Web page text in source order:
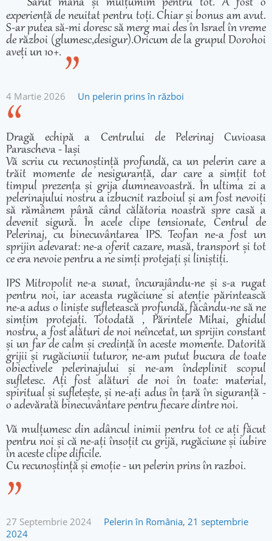
Sărut mâna și mulțumim pentru tot. A fost o
experiență de neuitat pentru toți. Chiar și bonus am avut.
S-ar putea să-mi doresc să merg mai des în Israel în vreme
de război (glumesc,desigur).Oricum de la grupul Dorohoi
aveți un 10+.
4 Martie 2026 Un pelerin prins în război
Dragă echipă a Centrului de Pelerinaj Cuvioasa
Parascheva - Iași
Vă scriu cu recunoștință profundă, ca un pelerin care a
trăit momente de nesiguranță, dar care a simțit tot
timpul prezența și grija dumneavoastră. În ultima zi a
pelerinajului nostru a izbucnit razboiul și am fost nevoiți
să rămânem până când călătoria noastră spre casă a
devenit sigură. În acele clipe tensionate, Centrul de
Pelerinaj, cu binecuvântarea IPS. Teofan ne-a fost un
sprijin adevarat: ne-a oferit cazare, masă, transport și tot
ce era nevoie pentru a ne simți protejați și liniștiți.
IPS Mitropolit ne-a sunat, încurajându-ne și s-a rugat
pentru noi, iar aceasta rugăciune si atenție părintească
ne-a adus o liniște sufletească profundă, făcându-ne să ne
simțim protejați. Totodată , Părintele Mihai, ghidul
nostru, a fost alături de noi neîncetat, un sprijin constant
și un far de calm și credință în aceste momente. Datorită
grijii și rugăciunii tuturor, ne-am putut bucura de toate
obiectivele pelerinajului și ne-am îndeplinit scopul
sufletesc. Ați fost alături de noi în toate: material,
spiritual și sufletește, și ne-ați adus în țară în siguranță -
o adevărată binecuvântare pentru fiecare dintre noi.
Vă mulțumesc din adâncul inimii pentru tot ce ați făcut
pentru noi și că ne-ați însoțit cu grijă, rugăciune și iubire
în aceste clipe dificile.
Cu recunoștință și emoție - un pelerin prins în razboi.
27 Septembrie 2024
Pelerin în România, 21 septembrie
2024